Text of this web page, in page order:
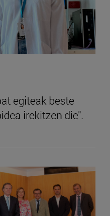
egiteak beste
irekitzen die".